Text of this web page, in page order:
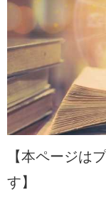
【本ページは
す】